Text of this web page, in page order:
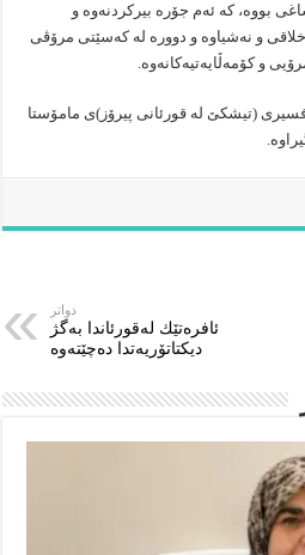
بووه‌، كه‌ ئه‌م جۆره‌ بیركردنه‌وه‌ و
و نه‌شیاوه‌ و دووره‌ له‌ كه‌سێتى مرۆڤى
و كۆمه‌ڵایه‌تیه‌كانه‌وه‌.
(تیشكێ له‌ قورئانى پیرۆز)ى مامۆستا
دواتر
ئافرەتێك لەقورئاندا بەگژ
دیكتاتۆریەتدا دەچێتەوە